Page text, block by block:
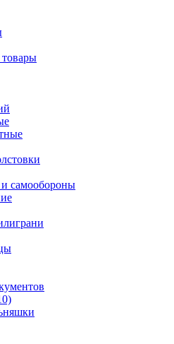
самообороны